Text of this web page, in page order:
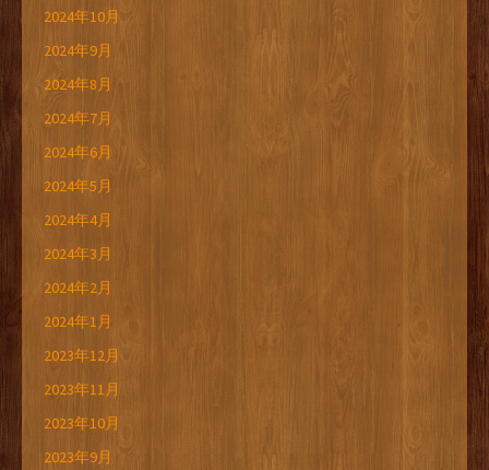
2024年10月
2024年9月
2024年8月
2024年7月
2024年6月
2024年5月
2024年4月
2024年3月
2024年2月
2024年1月
2023年12月
2023年11月
2023年10月
2023年9月